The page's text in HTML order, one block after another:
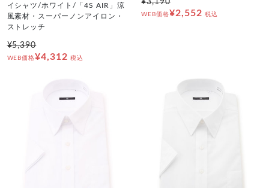
イシャツ/ホワイト/「4S AIR」涼
風素材・スーパーノンアイロン・
ストレッチ
¥5,390
WEB価格¥4,312 税込
¥3,190
WEB価格¥2,552 税込